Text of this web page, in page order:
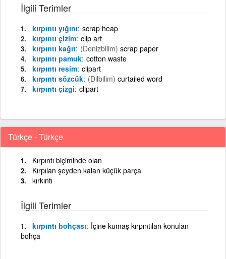
İlgili Terimler
kırpıntı yığını scrap heap
kırpıntı çizim clip art
kırpıntı kağıt (Denizbilim) scrap paper
kırpıntı pamuk cotton waste
kırpıntı resim clipart
kırpıntı sözcük (Dilbilim) curtailed word
kırpıntı çizgi clipart
Türkçe - Türkçe
Kırpıntı biçiminde olan
Kırpılan şeyden kalan küçük parça
kırkıntı
İlgili Terimler
kırpıntı bohçası İçine kumaş kırpıntıları konulan
bohça